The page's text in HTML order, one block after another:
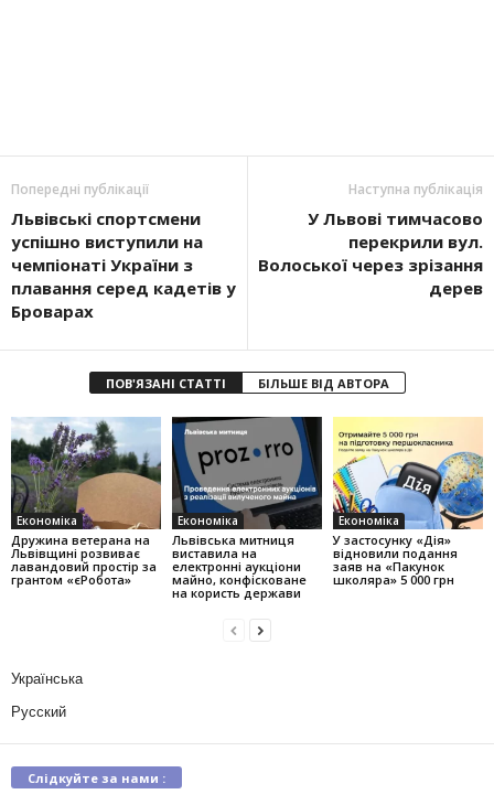
Попередні публікації
Львівські спортсмени
успішно виступили на
чемпіонаті України з
плавання серед кадетів у
Броварах
Наступна публікація
У Львові тимчасово
перекрили вул.
Волоської через зрізання
дерев
ПОВ'ЯЗАНІ СТАТТІ БІЛЬШЕ ВІД АВТОРА
Економіка
Дружина ветерана на
Львівщині розвиває
лавандовий простір за
грантом «єРобота»
Економіка
Львівська митниця
виставила на
електронні аукціони
майно, конфісковане
на користь держави
Економіка
У застосунку «Дія»
відновили подання
заяв на «Пакунок
школяра» 5 000 грн
Українська
Русский
Слідкуйте за нами :